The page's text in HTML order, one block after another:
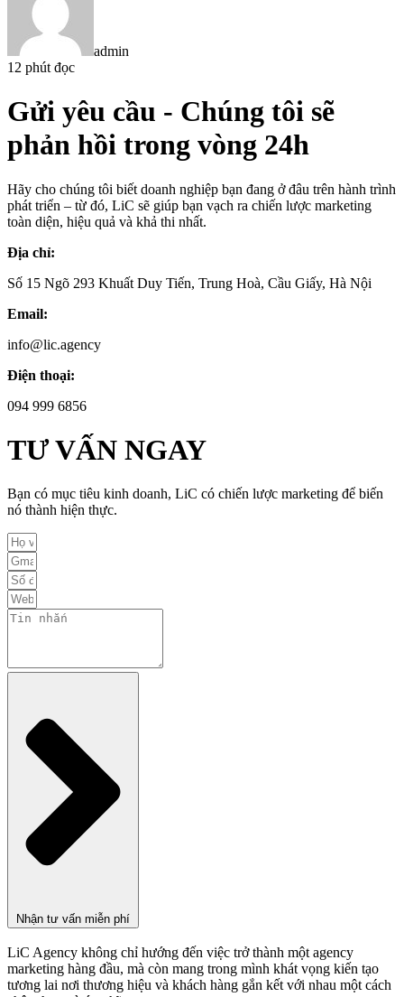
admin
12 phút đọc
Gửi yêu cầu - Chúng tôi sẽ
phản hồi trong vòng 24h
Hãy cho chúng tôi biết doanh nghiệp bạn đang ở đâu trên hành trình
phát triển – từ đó, LiC sẽ giúp bạn vạch ra chiến lược marketing
toàn diện, hiệu quả và khả thi nhất.
Địa chỉ:
Số 15 Ngõ 293 Khuất Duy Tiến, Trung Hoà, Cầu Giấy, Hà Nội
Email:
info@lic.agency
Điện thoại:
094 999 6856
TƯ VẤN NGAY
Bạn có mục tiêu kinh doanh, LiC có chiến lược marketing để biến
nó thành hiện thực.
Nhận tư vấn miễn phí
LiC Agency không chỉ hướng đến việc trở thành một agency
marketing hàng đầu, mà còn mang trong mình khát vọng kiến tạo
tương lai nơi thương hiệu và khách hàng gắn kết với nhau một cách